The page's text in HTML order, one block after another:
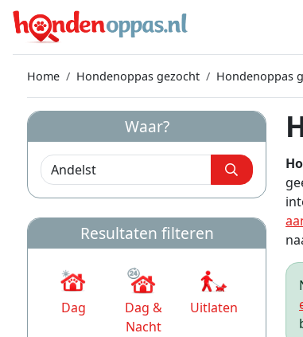
Home Hondenoppas gezocht Hondenoppas
Waar?
Resultaten filteren
Dag
Dag &
Nacht
Uitlaten